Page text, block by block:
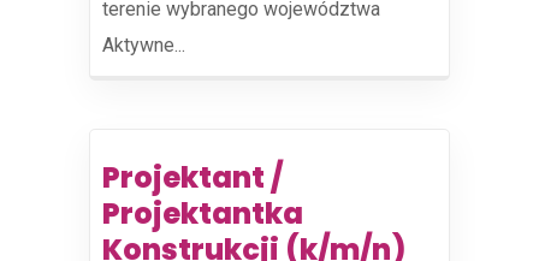
terenie wybranego województwa
Aktywne...
Projektant /
Projektantka
Konstrukcji (k/m/n)